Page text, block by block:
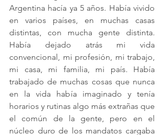
Argentina hacía ya 5 años. Había vivido
en varios países, en muchas casas
distintas, con mucha gente distinta.
Había dejado atrás mi vida
convencional, mi profesión, mi trabajo,
mi casa, mi familia, mi país. Había
trabajado de muchas cosas que nunca
en la vida había imaginado y tenía
horarios y rutinas algo más extrañas que
el común de la gente, pero en el
núcleo duro de los mandatos cargaba